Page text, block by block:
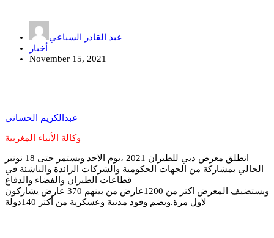
عبد القادر السباعي
أخبار
November 15, 2021
عبدالكريم الحساني
وكالة الأنباء المغربية
انطلق معرض دبي للطيران 2021 ،يوم الاحد ويستمر حتى 18 نونبر
الحالي بمشاركة من الجهات الحكومية والشركات الرائدة والناشئة في
قطاعات الطيران والفضاء والدفاع
ويستضيف المعرض اكثر من 1200عارض من بينهم 370 عارض يشاركون
لاول مرة.ويضم وفود مدنية وعسكرية من أكثر 140دولة